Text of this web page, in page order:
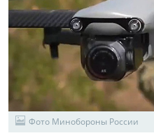
Фото Минобороны России